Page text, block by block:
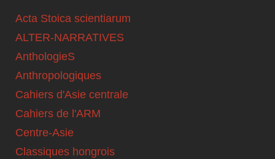
Acta Stoica scientiarum
ALTER-NARRATIVES
AnthologieS
Anthropologiques
Cahiers d'Asie centrale
Cahiers de l'ARM
Centre-Asie
Classiques hongrois